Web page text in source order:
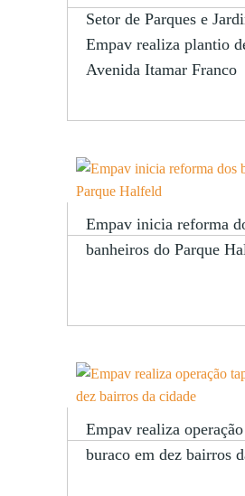
Setor de Parques e
Empav realiza plantio
Avenida Itamar Franco
Empav inicia reforma
banheiros do Parque
Empav realiza
buraco em dez bairros